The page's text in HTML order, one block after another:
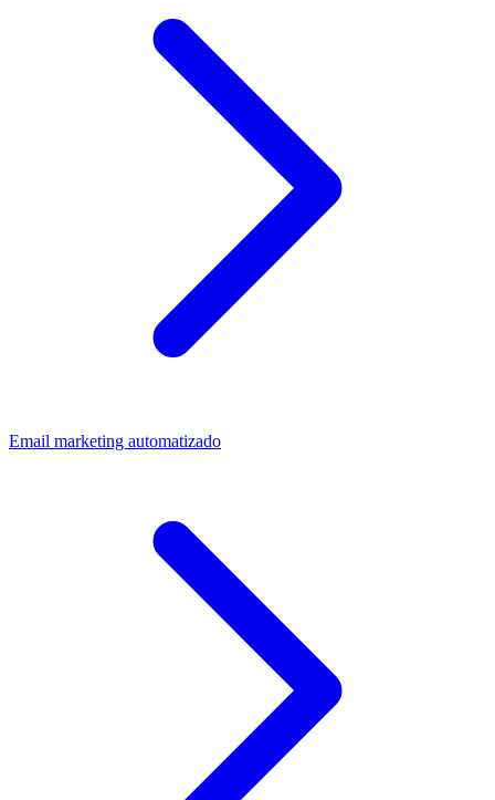
Email marketing automatizado